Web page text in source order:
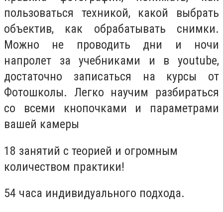
пользоваться техникой, какой выбрать
объектив, как обрабатывать снимки.
Можно не проводить дни и ночи
напролет за учебниками и в youtube,
достаточно записаться на курсы от
Фотошколы. Легко научим разбираться
со всеми кнопочками и параметрами
вашей камеры
18 занятий с теорией и огромным
количеством практики!
54 часа индивидуального подхода.